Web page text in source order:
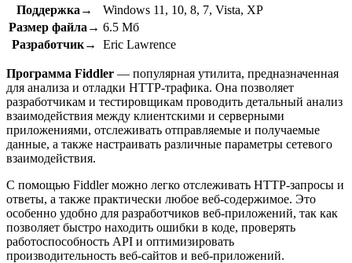
Поддержка→
Windows 11, 10, 8, 7, Vista, XP
Размер файла→ 6.5 Мб
Разработчик→
Eric Lawrence
Программа Fiddler — популярная утилита, предназначенная
для анализа и отладки HTTP-трафика. Она позволяет
разработчикам и тестировщикам проводить детальный анализ
взаимодействия между клиентскими и серверными
приложениями, отслеживать отправляемые и получаемые
данные, а также настраивать различные параметры сетевого
взаимодействия.
С помощью Fiddler можно легко отслеживать HTTP-запросы и
ответы, а также практически любое веб-содержимое. Это
особенно удобно для разработчиков веб-приложений, так как
позволяет быстро находить ошибки в коде, проверять
работоспособность API и оптимизировать
производительность веб-сайтов и веб-приложений.